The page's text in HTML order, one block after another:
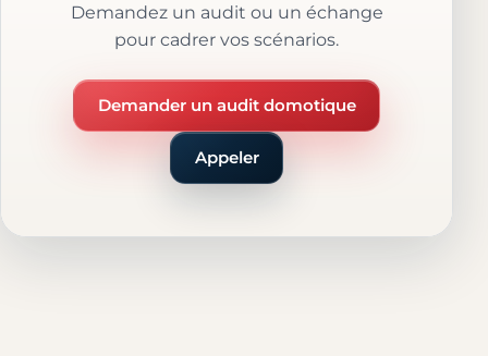
Demandez un audit ou un échange
pour cadrer vos scénarios.
Demander un audit domotique
Appeler